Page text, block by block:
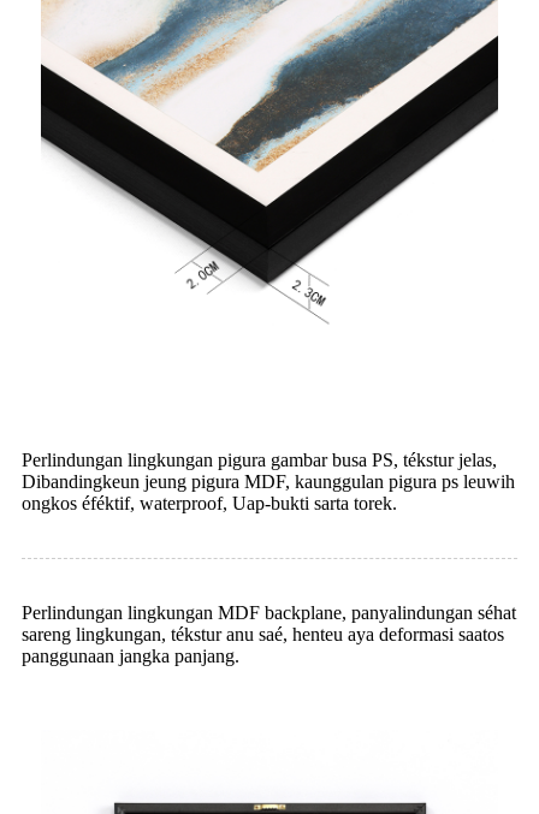
Perlindungan lingkungan pigura gambar busa PS, tékstur jelas,
Dibandingkeun jeung pigura MDF, kaunggulan pigura ps leuwih
ongkos éféktif, waterproof, Uap-bukti sarta torek.
Perlindungan lingkungan MDF backplane, panyalindungan séhat
sareng lingkungan, tékstur anu saé, henteu aya deformasi saatos
panggunaan jangka panjang.